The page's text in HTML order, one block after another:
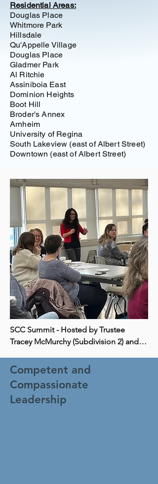
Residential Areas:
Douglas Place
Whitmore Park
Hillsdale
Qu'Appelle Village
Douglas Place
Gladmer Park
Al Ritchie
Assiniboia East
Dominion Heights
Boot Hill
Broder's Annex
Arnheim
University of Regina
South Lakeview (east of Albert Street)
Downtown (east of Albert Street)
SCC Summit - Hosted by Trustee
Tracey McMurchy (Subdivision 2) and
Competent and
Compassionate
Leadership